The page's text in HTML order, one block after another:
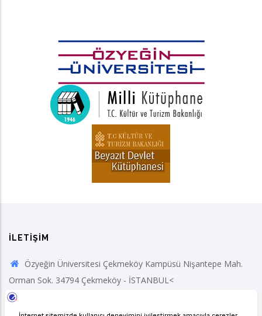
İLETIŞIM
Özyeğin Üniversitesi Çekmeköy Kampüsü Nişantepe Mah.
Orman Sok. 34794 Çekmeköy - İSTANBUL<
Fax: +90 (216) 564 99 99